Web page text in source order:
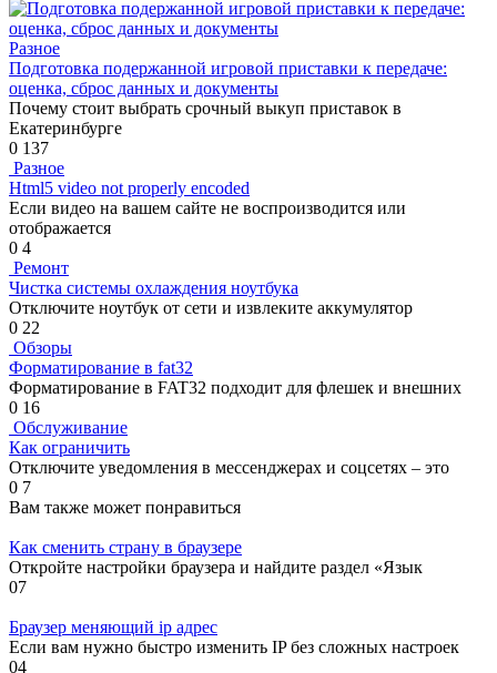
Разное
Подготовка подержанной игровой приставки к передаче:
оценка, сброс данных и документы
Почему стоит выбрать срочный выкуп приставок в
Екатеринбурге
0 137
Разное
Html5 video not properly encoded
Если видео на вашем сайте не воспроизводится или
отображается
0 4
Ремонт
Чистка системы охлаждения ноутбука
Отключите ноутбук от сети и извлеките аккумулятор
0 22
Обзоры
Форматирование в fat32
Форматирование в FAT32 подходит для флешек и внешних
0 16
Обслуживание
Как ограничить
Отключите уведомления в мессенджерах и соцсетях – это
0 7
Вам также может понравиться
Как сменить страну в браузере
Откройте настройки браузера и найдите раздел «Язык
07
Браузер меняющий ip адрес
Если вам нужно быстро изменить IP без сложных настроек
04